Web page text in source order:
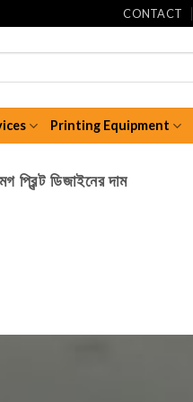
CONTACT
Printing Equipment
মগ প্রিন্ট ডিজাইনের দাম